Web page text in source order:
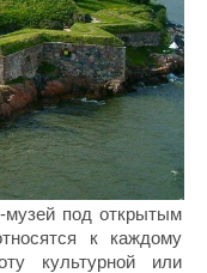
музей под открытым
к каждому
культурной или